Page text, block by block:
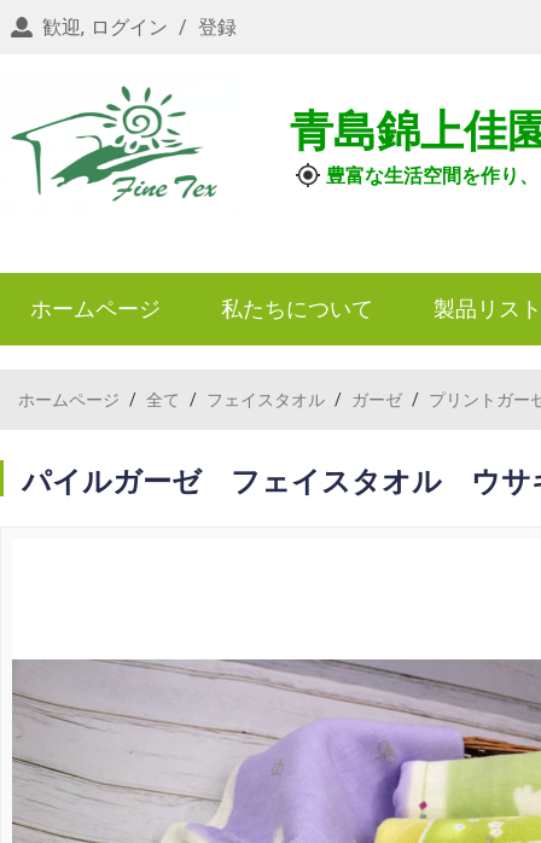
歓迎, ログイン / 登録
青島錦上佳
豊富な生活空間を作り
ホームページ 私たちについて 製品リスト
ホームページ / 全て / フェイスタオル / ガーゼ / プリントガー
パイルガーゼ フェイスタオル ウサ